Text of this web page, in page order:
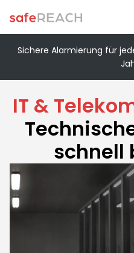
Zum
Montag
09:00 -
Freitag:
09:00 -
Sichere Alarmierung für
IT &
schnell